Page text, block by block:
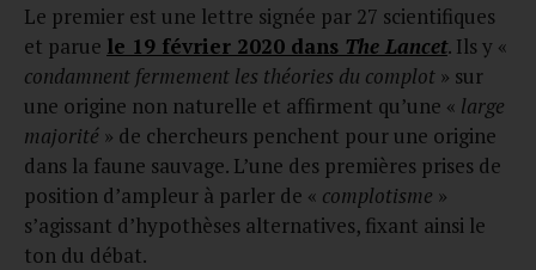
Le premier est une lettre signée par 27 scientifiques
et parue le 19 février 2020 dans The Lancet. Ils y «
condamnent fermement les théories du complot » sur
une origine non naturelle et affirment qu’une « large
majorité » de chercheurs penchent pour une origine
dans la faune sauvage. L’une des premières prises de
position d’ampleur à parler de « complotisme »
s’agissant d’hypothèses alternatives, fixant ainsi le
ton du débat.